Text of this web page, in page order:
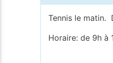
Tennis le matin.
Horaire: de 9h à